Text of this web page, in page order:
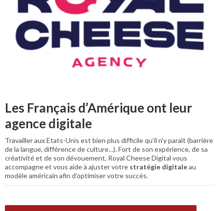
Les Français d’Amérique ont leur
agence digitale
Travailler aux Etats-Unis est bien plus difficile qu’il n’y paraît (barrière
de la langue, différence de culture…). Fort de son expérience, de sa
créativité et de son dévouement, Royal Cheese Digital vous
accompagne et vous aide à ajuster votre stratégie digitaleau
modèle américain afin d’optimiser votre succès.